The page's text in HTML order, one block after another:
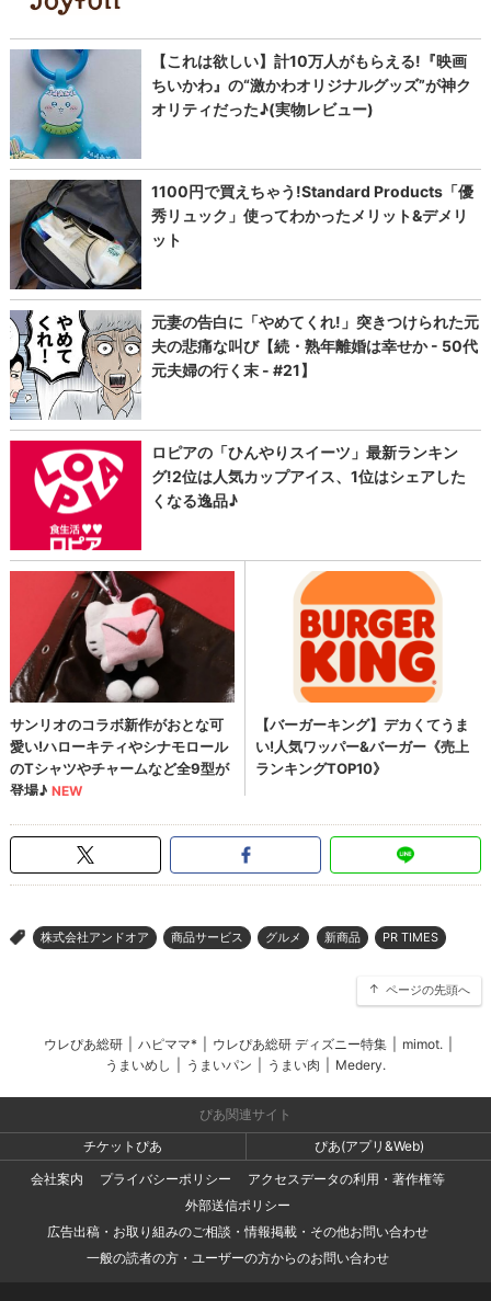
> 株式会社アンドオア 商品サービス グルメ 新商品 PR TIMES
ページの先頭へ
ウレぴあ総研 ハピママ* ウレぴあ総研 ディズニー特集 mimot.
うまいめし
うまいパン うまい肉 Medery.
ぴあ関連サイト
チケットぴあ
ぴあ(アプリ&Web)
会社案内
プライバシーポリシー
アクセスデータの利用・著作権等
外部送信ポリシー
広告出稿・お取り組みのご相談・情報掲載・その他お問い合わせ
一般の読者の方・ユーザーの方からのお問い合わせ